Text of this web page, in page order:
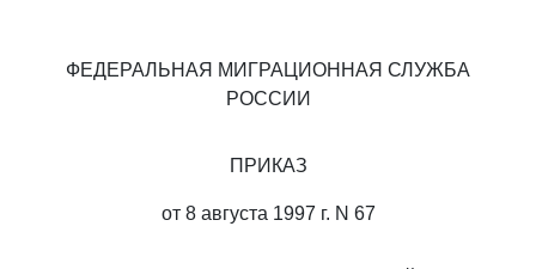
ФЕДЕРАЛЬНАЯ МИГРАЦИОННАЯ СЛУЖБА
РОССИИ
ПРИКАЗ
от 8 августа 1997 г. N 67